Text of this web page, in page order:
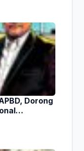
Dorong